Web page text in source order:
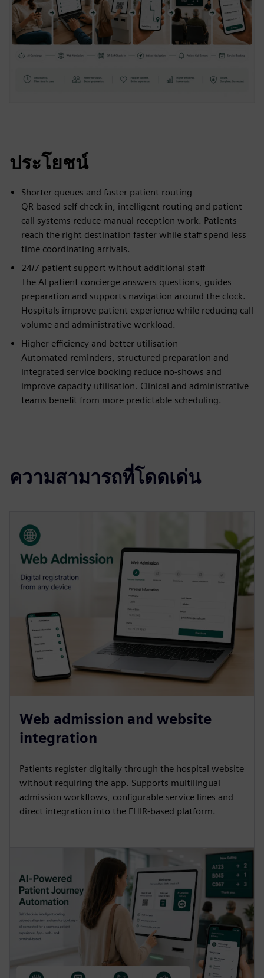
ประโยชน์
Shorter queues and faster patient routing
QR-based self check-in, intelligent routing and patient
call systems reduce manual reception work. Patients
reach the right destination faster while staff spend less
time coordinating arrivals.
24/7 patient support without additional staff
The AI patient concierge answers questions, guides
preparation and supports navigation around the clock.
Hospitals improve patient experience while reducing call
volume and administrative workload.
Higher efficiency and better utilisation
Automated reminders, structured preparation and
integrated service booking reduce no-shows and
improve capacity utilisation. Clinical and administrative
teams benefit from more predictable scheduling.
ความสามารถที่โดดเด่น
Web admission and website
integration
Patients register digitally through the hospital website
without requiring the app. Supports multilingual
admission workflows, configurable service lines and
direct integration into the FHIR-based platform.